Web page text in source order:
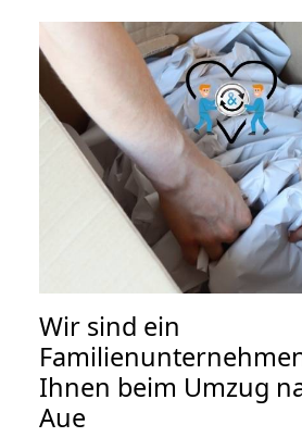
Wir sind ein
Ihnen beim Umzug
Aue